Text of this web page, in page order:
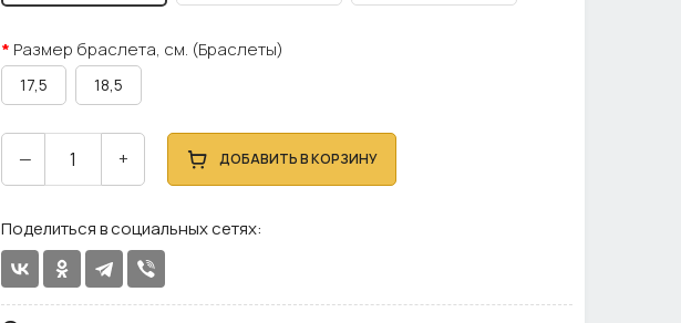
Размер браслета, см. (Браслеты)
17,5 18,5
— + ДОБАВИТЬ В КОРЗИНУ
Поделиться в социальных сетях: